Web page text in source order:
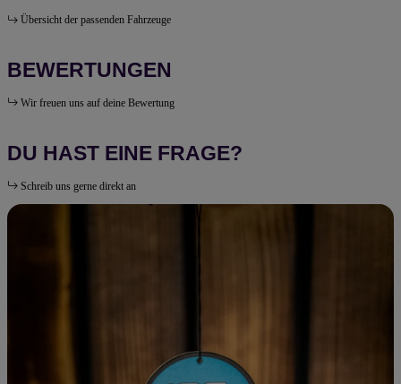
Übersicht der passenden Fahrzeuge
BEWERTUNGEN
Wir freuen uns auf deine Bewertung
DU HAST EINE FRAGE?
Schreib uns gerne direkt an